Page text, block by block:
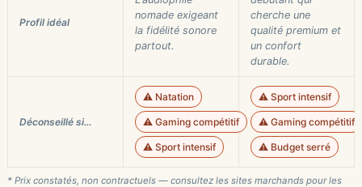
Profil idéal
nomade exigeant
la fidélité sonore
partout.
cherche une
qualité premium et
un confort
durable.
Déconseillé si…
⚠️ Natation
⚠️ Gaming compétitif
⚠️ Sport intensif
⚠️ Sport intensif
⚠️ Gaming compétitif
⚠️ Budget serré
* Prix constatés, non contractuels — consultez les sites marchands pour les